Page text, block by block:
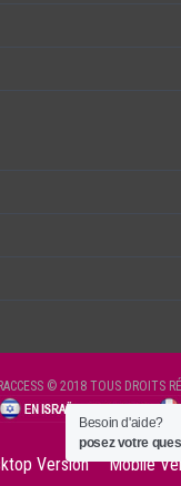
© 2018 TOUS DROITS
CHECKIN
Version Mobile
Besoin d'aide?
posez votre